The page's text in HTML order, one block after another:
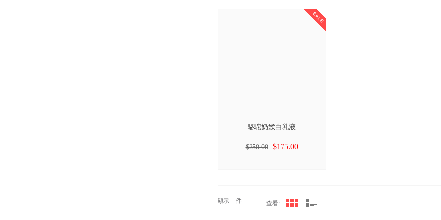
駱駝奶媃白乳液
$250.00 $175.00
顯示 件 查看: